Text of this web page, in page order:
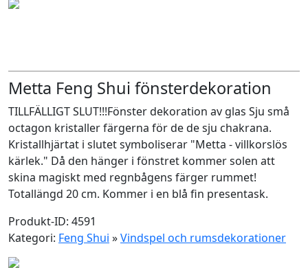
Metta Feng Shui fönsterdekoration
TILLFÄLLIGT SLUT!!!Fönster dekoration av glas Sju små
octagon kristaller färgerna för de de sju chakrana.
Kristallhjärtat i slutet symboliserar "Metta - villkorslös
kärlek." Då den hänger i fönstret kommer solen att
skina magiskt med regnbågens färger rummet!
Totallängd 20 cm. Kommer i en blå fin presentask.
Produkt-ID: 4591
Kategori: Feng Shui »Vindspel och rumsdekorationer